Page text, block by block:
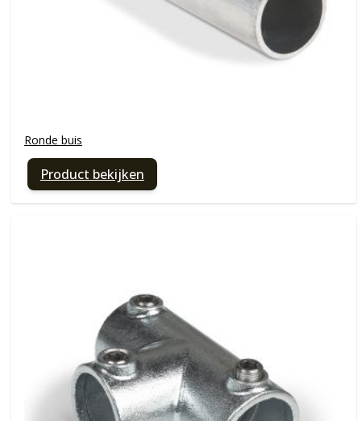
Ronde buis
Product bekijken